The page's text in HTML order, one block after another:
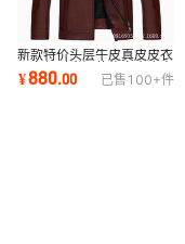
新款特价头层牛皮真皮皮衣
男立领时尚短款修身真皮夹
克男一件代发
¥880.00 已售 100+件